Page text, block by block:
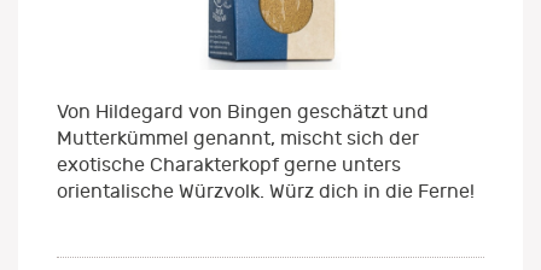
Von Hildegard von Bingen geschätzt und
Mutterkümmel genannt, mischt sich der
exotische Charakterkopf gerne unters
orientalische Würzvolk. Würz dich in die Ferne!